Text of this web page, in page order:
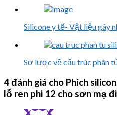
Silicone y tế- Vật liệu gây
Sơ lược về cấu trúc phân
4 đánh giá cho Phích
lỗ ren phi 12 cho sơn mạ